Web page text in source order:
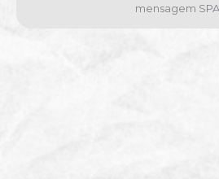
mensagem